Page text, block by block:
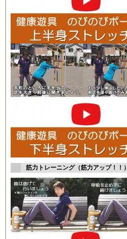
筋力トレーニング（筋力アップ！！）